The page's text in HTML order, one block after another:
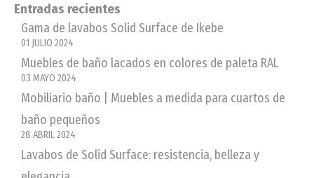
Entradas recientes
Gama de lavabos Solid Surface de Ikebe
01 JULIO 2024
Muebles de baño lacados en colores de paleta RAL
03 MAYO 2024
Mobiliario baño | Muebles a medida para cuartos de
baño pequeños
28 ABRIL 2024
Lavabos de Solid Surface: resistencia, belleza y